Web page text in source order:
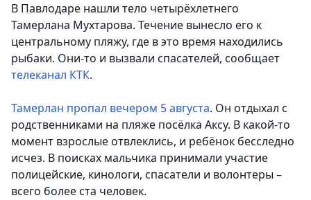
В Павлодаре нашли тело четырёхлетнего
Тамерлана Мухтарова. Течение вынесло его к
центральному пляжу, где в это время находились
рыбаки. Они-то и вызвали спасателей, сообщает
телеканал КТК.
Тамерлан пропал вечером 5 августа. Он отдыхал с
родственниками на пляже посёлка Аксу. В какой-то
момент взрослые отвлеклись, и ребёнок бесследно
исчез. В поисках мальчика принимали участие
полицейские, кинологи, спасатели и волонтеры –
всего более ста человек.